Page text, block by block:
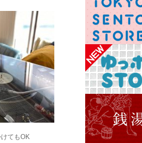
てもOK